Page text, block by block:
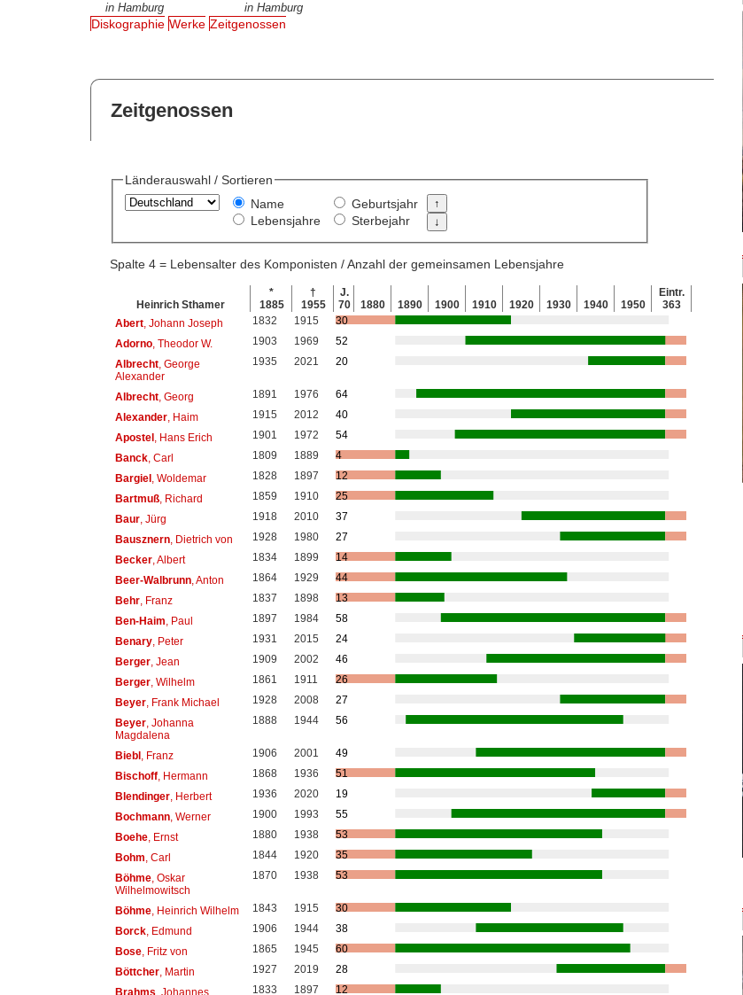
in Hamburg
in Hamburg
Diskographie Werke Zeitgenossen
Zeitgenossen
Länderauswahl / Sortieren
Name
Lebensjahre
Geburtsjahr
Sterbejahr
Spalte 4 = Lebensalter des Komponisten / Anzahl der gemeinsamen Lebensjahre
Heinrich Sthamer
*
1885
†
1955
J.
70
1880 1890 1900 1910 1920 1930 1940 1950
Eintr.
363
Abert, Johann Joseph 1832 1915
30
Adorno, Theodor W. 1903 1969
52
Albrecht, George
Alexander
1935 2021 20
Albrecht, Georg 1891 1976
64
Alexander, Haim 1915 2012
40
Apostel, Hans Erich 1901 1972
54
Banck, Carl 1809 1889
4
Bargiel, Woldemar 1828 1897
12
Bartmuß, Richard 1859 1910
25
Baur, Jürg 1918 2010
37
Bausznern, Dietrich von 1928 1980
27
Becker, Albert 1834 1899
14
Beer-Walbrunn, Anton 1864 1929
44
Behr, Franz 1837 1898
13
Ben-Haim , Paul 1897 1984
58
Benary, Peter 1931 2015
24
Berger, Jean 1909 2002
46
Berger, Wilhelm 1861 1911
26
Beyer, Frank Michael 1928 2008
27
Beyer, Johanna
Magdalena
1888 1944 56
Biebl, Franz 1906 2001
49
Bischoff, Hermann 1868 1936
51
Blendinger, Herbert 1936 2020
19
Bochmann, Werner 1900 1993
55
Boehe, Ernst 1880 1938
53
Bohm , Carl 1844 1920
35
Böhme, Oskar
Wilhelmowitsch
1870 1938 53
Böhme, Heinrich Wilhelm 1843 1915
30
Borck, Edmund 1906 1944
38
Bose, Fritz von 1865 1945
60
Böttcher, Martin 1927 2019
28
Brahms , Johannes 1833 1897
12